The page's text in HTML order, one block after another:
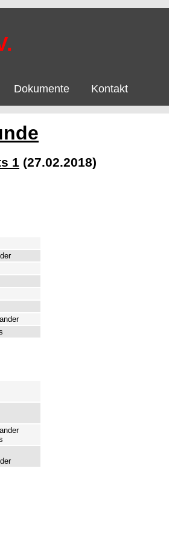
Dokumente Kontakt
1 (27.02.2018)